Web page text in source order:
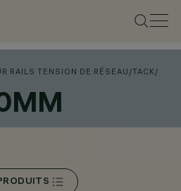
RAILS TENSION DE RÉSEAU /TACK/